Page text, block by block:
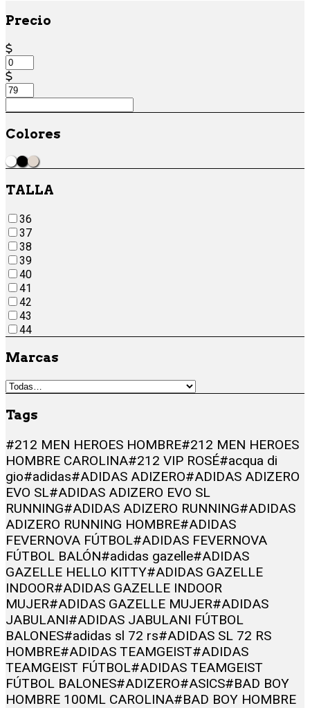
Precio
Colores
Blanco
NegroSAMBA OG CREMA
TALLA
36
37
38
39
40
41
42
43
44
Marcas
Tags
#212 MEN HEROES HOMBRE#212 MEN HEROES
HOMBRE CAROLINA#212 VIP ROSÉ#acqua di
gio#adidas#ADIDAS ADIZERO#ADIDAS ADIZERO
EVO SL#ADIDAS ADIZERO EVO SL
RUNNING#ADIDAS ADIZERO RUNNING#ADIDAS
ADIZERO RUNNING HOMBRE#ADIDAS
FEVERNOVA FÚTBOL#ADIDAS FEVERNOVA
FÚTBOL BALÓN#adidas gazelle#ADIDAS
GAZELLE HELLO KITTY#ADIDAS GAZELLE
INDOOR#ADIDAS GAZELLE INDOOR
MUJER#ADIDAS GAZELLE MUJER#ADIDAS
JABULANI#ADIDAS JABULANI FÚTBOL
BALONES#adidas sl 72 rs#ADIDAS SL 72 RS
HOMBRE#ADIDAS TEAMGEIST#ADIDAS
TEAMGEIST FÚTBOL#ADIDAS TEAMGEIST
FÚTBOL BALONES#ADIZERO#ASICS#BAD BOY
HOMBRE 100ML CAROLINA#BAD BOY HOMBRE